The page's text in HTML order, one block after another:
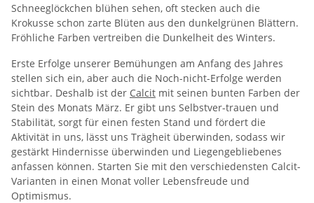
Schneeglöckchen blühen sehen, oft stecken auch die
Krokusse schon zarte Blüten aus den dunkelgrünen Blättern.
Fröhliche Farben vertreiben die Dunkelheit des Winters.
Erste Erfolge unserer Bemühungen am Anfang des Jahres
stellen sich ein, aber auch die Noch-nicht-Erfolge werden
sichtbar. Deshalb ist der Calcit mit seinen bunten Farben der
Stein des Monats März. Er gibt uns Selbstver-trauen und
Stabilität, sorgt für einen festen Stand und fördert die
Aktivität in uns, lässt uns Trägheit überwinden, sodass wir
gestärkt Hindernisse überwinden und Liegengebliebenes
anfassen können. Starten Sie mit den verschiedensten Calcit-
Varianten in einen Monat voller Lebensfreude und
Optimismus.